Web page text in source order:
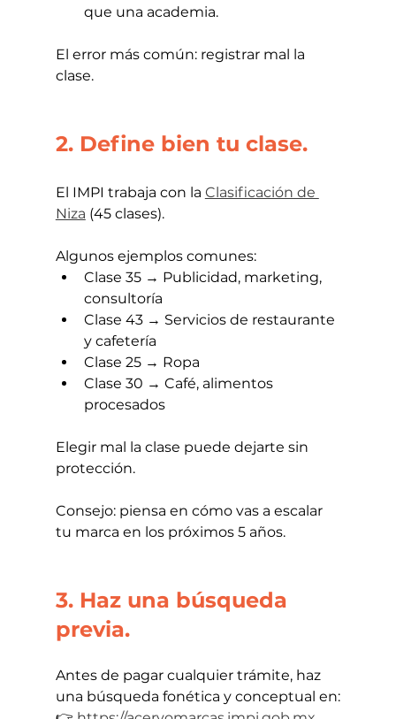
que una academia.
El error más común: registrar mal la
clase.
2. Define bien tu clase.
El IMPI trabaja con la Clasificación de
Niza (45 clases).
Algunos ejemplos comunes:
Clase 35 → Publicidad, marketing,
consultoría
Clase 43 → Servicios de restaurante
y cafetería
Clase 25 → Ropa
Clase 30 → Café, alimentos
procesados
Elegir mal la clase puede dejarte sin
protección.
Consejo: piensa en cómo vas a escalar
tu marca en los próximos 5 años.
3. Haz una búsqueda
previa.
Antes de pagar cualquier trámite, haz
una búsqueda fonética y conceptual en: